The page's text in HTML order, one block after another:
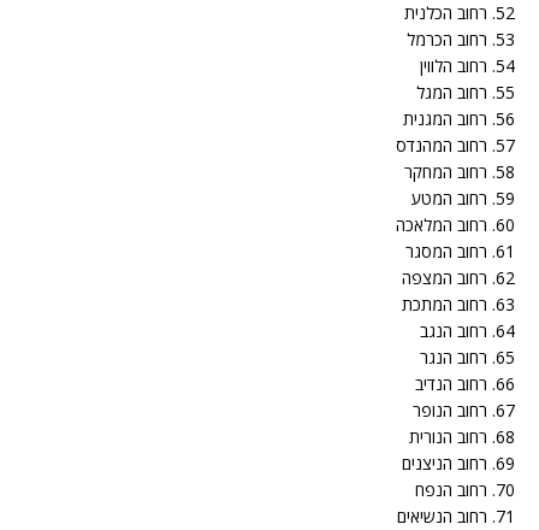
52. רחוב הכלנית
53. רחוב הכרמל
54. רחוב הלווין
55. רחוב המגל
56. רחוב המגנית
57. רחוב המהנדס
58. רחוב המחקר
59. רחוב המטע
60. רחוב המלאכה
61. רחוב המסגר
62. רחוב המצפה
63. רחוב המתכת
64. רחוב הנגב
65. רחוב הנגר
66. רחוב הנדיב
67. רחוב הנופר
68. רחוב הנורית
69. רחוב הניצנים
70. רחוב הנפח
71. רחוב הנשיאים